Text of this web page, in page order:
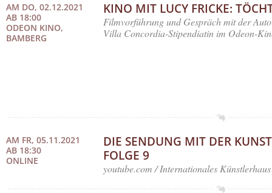
AM DO, 02.12.2021
AB 18:00
ODEON KINO,
BAMBERG
KINO MIT LUCY FRICKE:
Filmvorführung und Gespräch mit der
Villa Concordia-Stipendiatin im Odeon-
AM FR, 05.11.2021
AB 18:30
ONLINE
DIE SENDUNG MIT DER
FOLGE 9
youtube.com / Internationales